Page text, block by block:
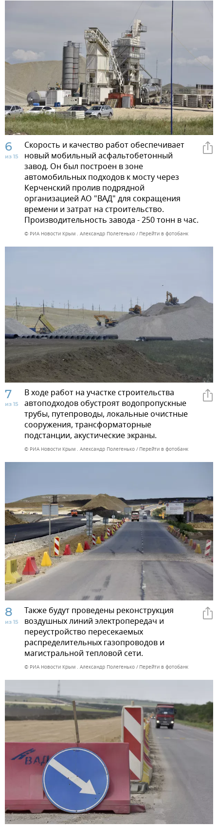
6
из 15
Скорость и качество работ обеспечивает
новый мобильный асфальтобетонный
завод. Он был построен в зоне
автомобильных подходов к мосту через
Керченский пролив подрядной
организацией АО "ВАД" для сокращения
времени и затрат на строительство.
Производительность завода - 250 тонн в час.
© РИА Новости Крым . Александр Полегенько Перейти в фотобанк
7
из 15
В ходе работ на участке строительства
автоподходов обустроят водопропускные
трубы, путепроводы, локальные очистные
сооружения, трансформаторные
подстанции, акустические экраны.
© РИА Новости Крым . Александр Полегенько Перейти в фотобанк
8
из 15
Также будут проведены реконструкция
воздушных линий электропередач и
переустройство пересекаемых
распределительных газопроводов и
магистральной тепловой сети.
© РИА Новости Крым . Александр Полегенько Перейти в фотобанк